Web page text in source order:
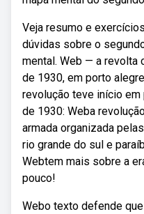
Veja resumo e
dúvidas sobre o
mental. Web — a revolta
de 1930, em porto
revolução teve início
de 1930: Weba
armada organizada
rio grande do sul e
Webtem mais sobre a
pouco!
Webo texto defende